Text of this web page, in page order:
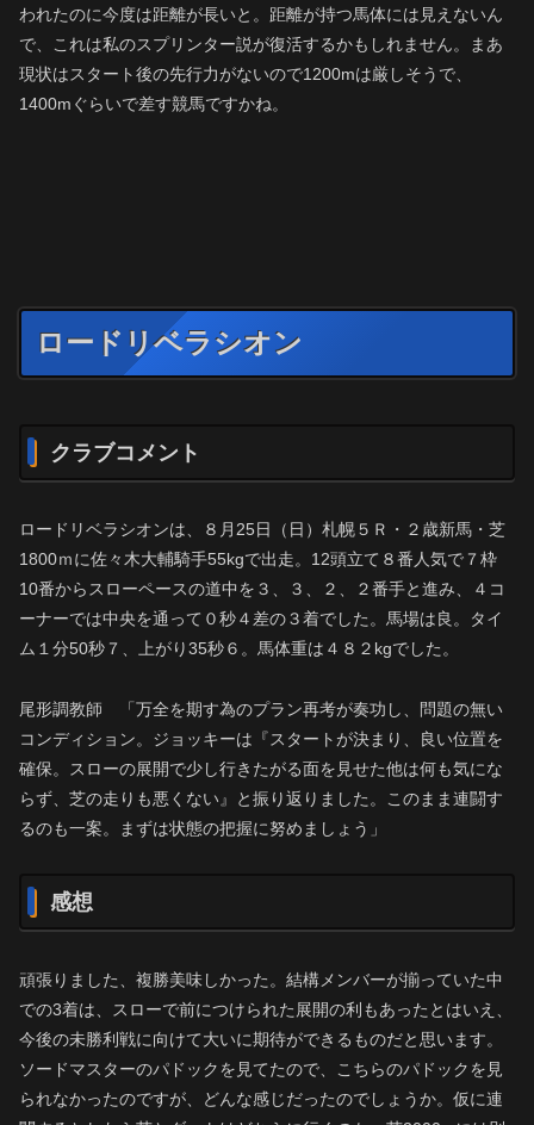
われたのに今度は距離が長いと。距離が持つ馬体には見えないん
で、これは私のスプリンター説が復活するかもしれません。まあ
現状はスタート後の先行力がないので1200mは厳しそうで、
1400mぐらいで差す競馬ですかね。
ロードリベラシオン
クラブコメント
ロードリベラシオンは、８月25日（日）札幌５Ｒ・２歳新馬・芝
1800ｍに佐々木大輔騎手55kgで出走。12頭立て８番人気で７枠
10番からスローペースの道中を３、３、２、２番手と進み、４コ
ーナーでは中央を通って０秒４差の３着でした。馬場は良。タイ
ム１分50秒７、上がり35秒６。馬体重は４８２kgでした。
尾形調教師 「万全を期す為のプラン再考が奏功し、問題の無い
コンディション。ジョッキーは『スタートが決まり、良い位置を
確保。スローの展開で少し行きたがる面を見せた他は何も気にな
らず、芝の走りも悪くない』と振り返りました。このまま連闘す
るのも一案。まずは状態の把握に努めましょう」
感想
頑張りました、複勝美味しかった。結構メンバーが揃っていた中
での3着は、スローで前につけられた展開の利もあったとはいえ、
今後の未勝利戦に向けて大いに期待ができるものだと思います。
ソードマスターのパドックを見てたので、こちらのパドックを見
られなかったのですが、どんな感じだったのでしょうか。仮に連